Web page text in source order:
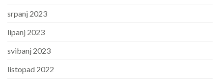
srpanj 2023
lipanj 2023
svibanj 2023
listopad 2022